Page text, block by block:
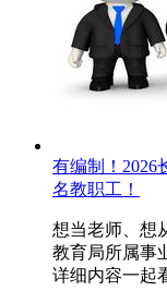
有编制！2026
名教职工！
想当老师、想
教育局所属事
详细内容一起